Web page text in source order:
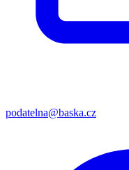
podatelna@baska.cz